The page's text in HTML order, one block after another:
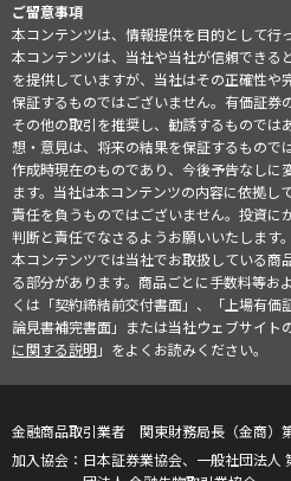
ご留意事項
本コンテンツは、情報提供を目的として行
本コンテンツは、当社や当社が信頼できる
を提供していますが、当社はその正確性や
保証するものではございません。有価証券
その他の取引を推奨し、勧誘するものでは
想・意見は、将来の結果を保証するもので
作成時現在のものであり、今後予告なしに
ます。当社は本コンテンツの内容に依拠し
責任を負うものではございません。投資に
判断と責任でなさるようお願いいたします。
本コンテンツでは当社でお取扱している商
る部分があります。商品ごとに手数料等お
くは「契約締結前交付書面」、「上場有価
論見書補完書面」または当社ウェブサイト
に関する説明」をよくお読みください。
金融商品取引業者 関東財務局長（金商）
日本証券業協会、一般社団法人